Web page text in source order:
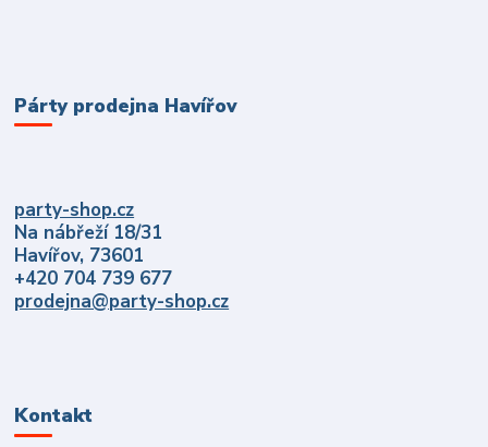
Párty prodejna Havířov
party-shop.cz
Na nábřeží 18/31
Havířov, 73601
+420 704 739 677
prodejna@party-shop.cz
Kontakt